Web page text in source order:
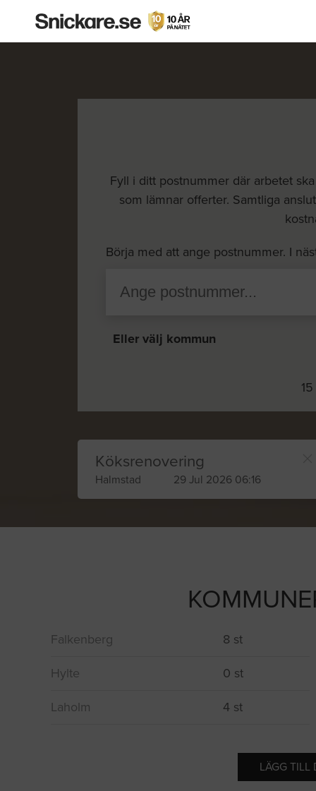
Fyll i ditt postnummer där arbetet
som lämnar offerter. Samtliga
Börja med att ange postnummer. I
Eller välj kommun
Köksrenovering
Halmstad 29 Jul 2026 06:16
Falkenberg 8 st
Hylte 0 st
Laholm 4 st
LÄGG TILL